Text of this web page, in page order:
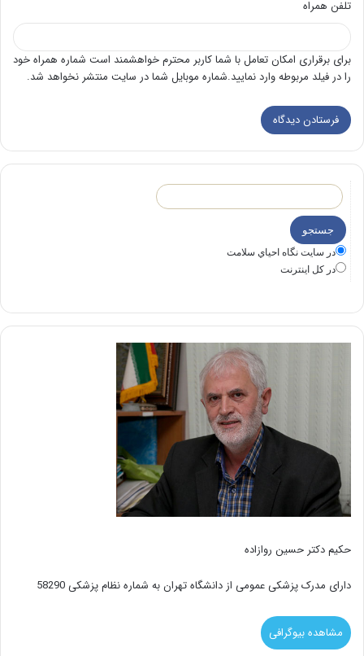
تلفن همراه
برای برقراری امکان تعامل با شما کاربر محترم خواهشمند است شماره همراه خود
را در فیلد مربوطه وارد نمایید.شماره موبایل شما در سایت منتشر نخواهد شد.
در سايت نگاه احياي سلامت
در كل اينترنت
حکیم دکتر حسین روازاده
دارای مدرک پزشکی عمومی از دانشگاه تهران به شماره نظام پزشکی 58290
مشاهده بیوگرافی